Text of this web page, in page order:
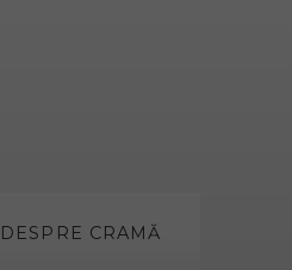
DESPRE CRAMĂ